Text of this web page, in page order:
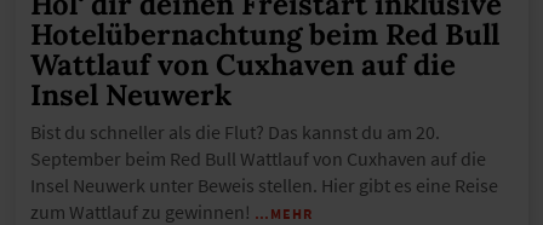
Hotelübernachtung beim Red Bull
Wattlauf von Cuxhaven auf die
Insel Neuwerk
Bist du schneller als die Flut? Das kannst du am 20.
September beim Red Bull Wattlauf von Cuxhaven auf die
Insel Neuwerk unter Beweis stellen. Hier gibt es eine Reise
zum Wattlauf zu gewinnen! …MEHR